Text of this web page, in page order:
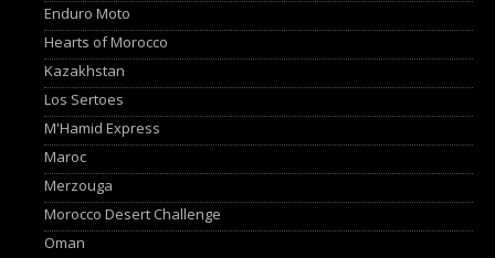
Enduro Moto
Hearts of Morocco
Kazakhstan
Los Sertoes
M'Hamid Express
Maroc
Merzouga
Morocco Desert Challenge
Oman